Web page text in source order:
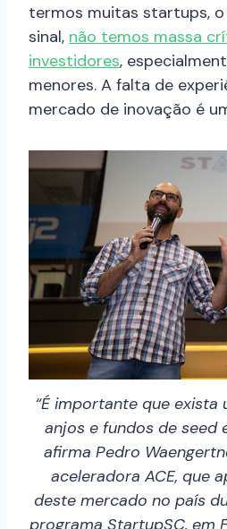
termos muitas startups,
sinal, não temos massa
investidores,
menores. A falta de
mercado de inovação é
“É importante que exista
anjos e fundos de seed
afirma Pedro
aceleradora ACE, que
deste mercado no país
programa StartupSC, em